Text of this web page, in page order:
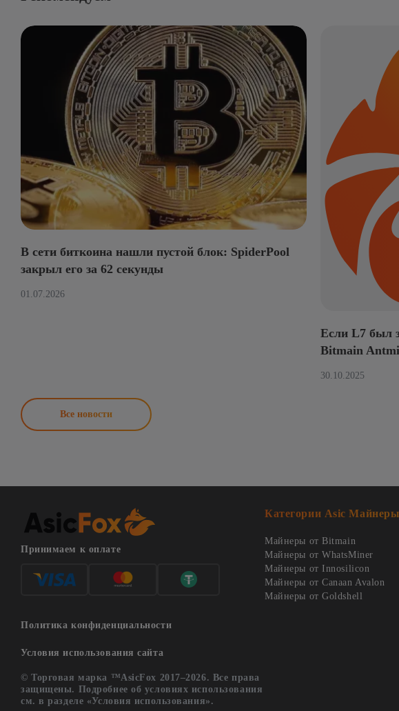
В сети биткоина нашли пустой блок: SpiderPool
закрыл его за 62 секунды
01.07.2026
Если L7 был
Bitmain
30.10.2025
Все новости
Принимаем к оплате
Политика конфиденциальности
Условия использования сайта
© Торговая марка ™AsicFox 2017–2026. Все права
защищены. Подробнее об условиях использования
см. в разделе «Условия использования».
Категории Asic Майнеры
Майнеры от Bitmain
Майнеры от WhatsMiner
Майнеры от Innosilicon
Майнеры от Canaan Avalon
Майнеры от Goldshell